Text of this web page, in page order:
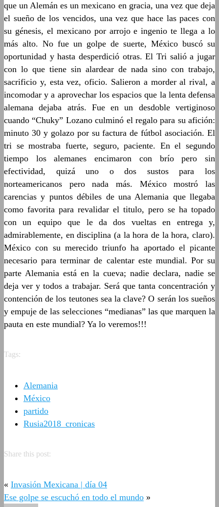
que un Alemán es un mexicano en gracia, una vez que deja
el sueño de los vencidos, una vez que hace las paces con
su génesis, el mexicano por arrojo e ingenio te llega a lo
más alto. No fue un golpe de suerte, México buscó su
oportunidad y hasta desperdició otras. El Tri salió a jugar
con lo que tiene sin alardear de nada sino con trabajo,
sacrificio y, esta vez, oficio. Salieron a morder al rival, a
incomodar y a aprovechar los espacios que la lenta defensa
alemana dejaba atrás. Fue en un desdoble vertiginoso
cuando “Chuky” Lozano culminó el regalo para su afición:
minuto 30 y golazo por su factura de fútbol asociación. El
tri se mostraba fuerte, seguro, paciente. En el segundo
tiempo los alemanes encimaron con brío pero sin
efectividad, quizá uno o dos sustos para los
norteamericanos pero nada más. México mostró las
carencias y puntos débiles de una Alemania que llegaba
como favorita para revalidar el titulo, pero se ha topado
con un equipo que le da dos vueltas en entrega y,
admirablemente, en disciplina (a la hora de la hora, claro).
México con su merecido triunfo ha aportado el picante
necesario para terminar de calentar este mundial. Por su
parte Alemania está en la cueva; nadie declara, nadie se
deja ver y todos a trabajar. Será que tanta concentración y
contención de los teutones sea la clave? O serán los sueños
y empuje de las selecciones “medianas” las que marquen la
pauta en este mundial? Ya lo veremos!!!
Tags:
Alemania
México
partido
Rusia2018_cronicas
Share this post:
« Invasión Mexicana | día 04
Ese golpe se escuchó en todo el mundo »